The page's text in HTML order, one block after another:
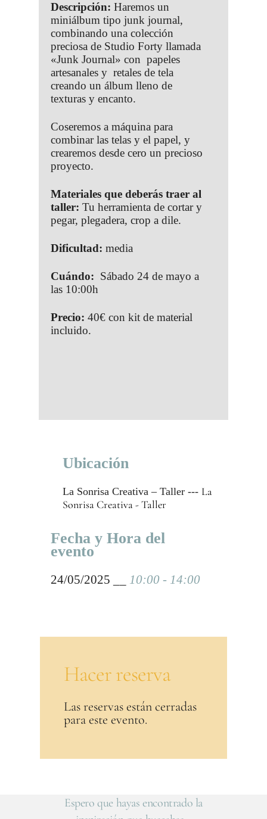
Descripción: Haremos un
miniálbum tipo junk journal,
combinando una colección
preciosa de Studio Forty llamada
«Junk Journal» con papeles
artesanales y retales de tela
creando un álbum lleno de
texturas y encanto.
Coseremos a máquina para
combinar las telas y el papel, y
crearemos desde cero un precioso
proyecto.
Materiales que deberás traer al
taller: Tu herramienta de cortar y
pegar, plegadera, crop a dile.
Dificultad: media
Cuándo: Sábado 24 de mayo a
las 10:00h
Precio: 40€ con kit de material
incluido.
Ubicación
La Sonrisa Creativa – Taller --- La
Sonrisa Creativa - Taller
Fecha y Hora del
evento
24/05/2025 __ 10:00 - 14:00
Hacer reserva
Las reservas están cerradas
para este evento.
Espero que hayas encontrado la